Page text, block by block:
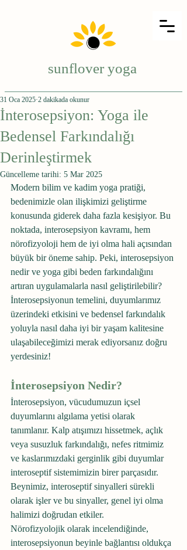
sunflover yoga
İnterosepsiyon: Yoga ile
Bedensel Farkındalığı
Derinleştirmek
31 Oca 2025 2 dakikada okunur
Güncelleme tarihi: 5 Mar 2025
Modern bilim ve kadim yoga pratiği,
bedenimizle olan ilişkimizi geliştirme
konusunda giderek daha fazla kesişiyor. Bu
noktada, interosepsiyon kavramı, hem
nörofizyoloji hem de iyi olma hali açısından
büyük bir öneme sahip. Peki, interosepsiyon
nedir ve yoga gibi beden farkındalığını
artıran uygulamalarla nasıl geliştirilebilir?
İnterosepsiyonun temelini, duyumlarımız
üzerindeki etkisini ve bedensel farkındalık
yoluyla nasıl daha iyi bir yaşam kalitesine
ulaşabileceğimizi merak ediyorsanız doğru
yerdesiniz!
İnterosepsiyon Nedir?
İnterosepsiyon, vücudumuzun içsel
duyumlarını algılama yetisi olarak
tanımlanır. Kalp atışımızı hissetmek, açlık
veya susuzluk farkındalığı, nefes ritmimiz
ve kaslarımızdaki gerginlik gibi duyumlar
interoseptif sistemimizin birer parçasıdır.
Beynimiz, interoseptif sinyalleri sürekli
olarak işler ve bu sinyaller, genel iyi olma
halimizi doğrudan etkiler.
Nörofizyolojik olarak incelendiğinde,
interosepsiyonun beyinle bağlantısı oldukça